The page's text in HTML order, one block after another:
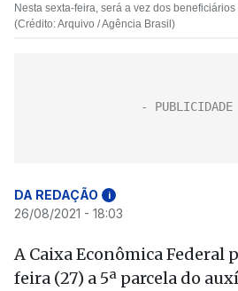
Nesta sexta-feira, será a vez dos
(Crédito: Arquivo / Agência Brasil)
DA REDAÇÃO i
26/08/2021 - 18:03
A Caixa Econômica Federal
feira (27) a 5ª parcela do